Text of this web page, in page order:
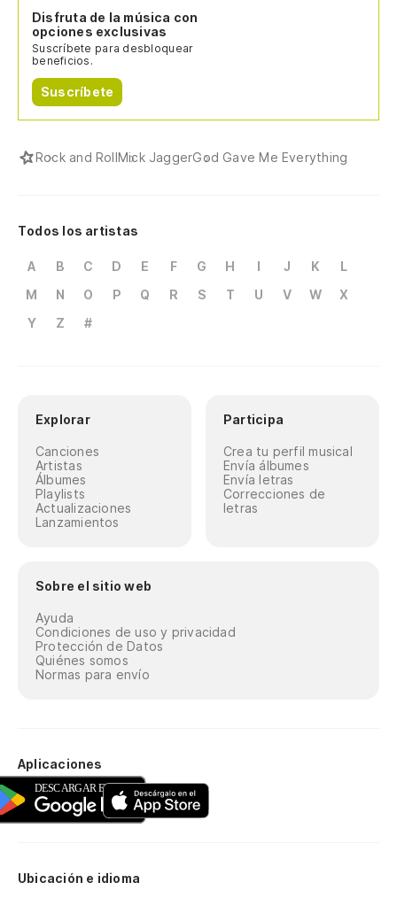
Disfruta de la música con
opciones exclusivas
Suscríbete para desbloquear
beneficios.
Suscríbete
Rock and RollMick JaggerGod Gave Me Everything
Todos los artistas
A B C D E F G H I J K
L
M
N O P Q R S T U V W
X
Y
Z #
Explorar
Canciones
Artistas
Álbumes
Playlists
Actualizaciones
Lanzamientos
Participa
Crea tu perfil musical
Envía álbumes
Envía letras
Correcciones de
letras
Sobre el sitio web
Ayuda
Condiciones de uso y privacidad
Protección de Datos
Quiénes somos
Normas para envío
Aplicaciones
Ubicación e idioma